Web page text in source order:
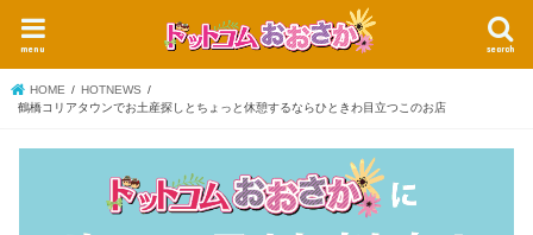
search
menu
HOME
HOTNEWS
鶴橋コリアタウンでお土産探しとちょっと休憩するならひときわ目立つこのお店